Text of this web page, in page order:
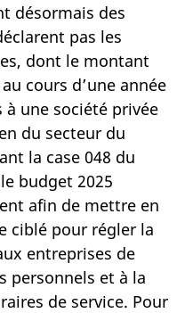
désormais des
pas les
dont le montant
cours d’une année
une société privée
du secteur du
la case 048 du
budget 2025
afin de mettre en
ciblé pour régler la
entreprises de
personnels et à la
de service. Pour